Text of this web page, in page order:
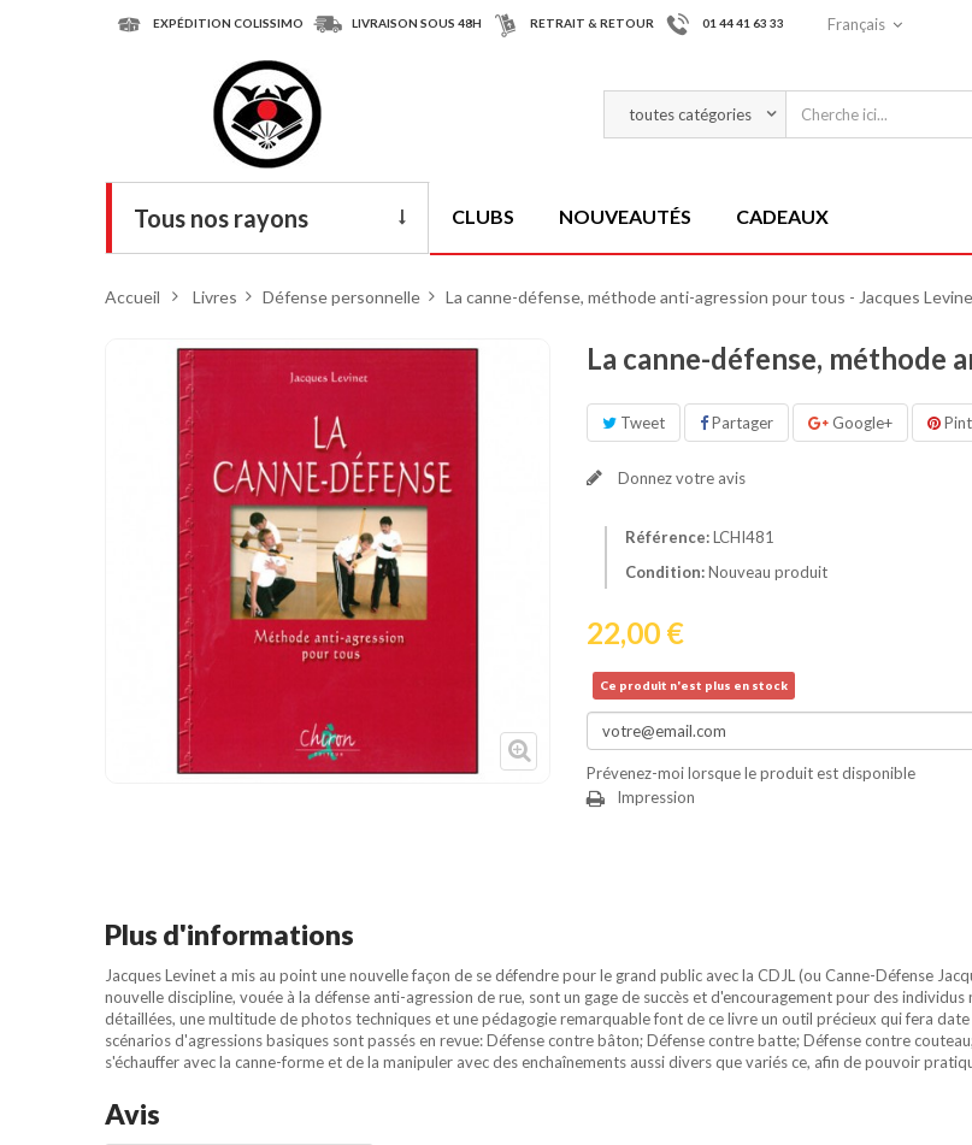
EXPÉDITION COLISSIMO LIVRAISON SOUS 48H RETRAIT & RETOUR 01 44 41 63 33 Français
Tous nos rayons
Armes
Tenues
Chaussures
Protections
Cible de frappe
Condition physique
Accessoires
Tatamis
Décoration
CLUBS NOUVEAUTÉS CADEAUX
Accueil > Livres > Défense personnelle > La canne-défense, méthode anti-agression pour tous - Jacques
La canne-défense, méthode
Tweet Partager Google+
Donnez votre avis
Référence:LCHI481
Condition:Nouveau produit
22,00 €
Ce produit n'est plus en stock
Prévenez-moi lorsque le produit est disponible
Impression
Plus d'informations
Jacques Levinet a mis au point une nouvelle façon de se défendre pour le grand public avec la CDJL (ou Canne-Défense
nouvelle discipline, vouée à la défense anti-agression de rue, sont un gage de succès et d'encouragement pour des
détaillées, une multitude de photos techniques et une pédagogie remarquable font de ce livre un outil précieux qui fera
scénarios d'agressions basiques sont passés en revue: Défense contre bâton; Défense contre batte; Défense contre
s'échauffer avec la canne-forme et de la manipuler avec des enchaînements aussi divers que variés ce, afin de pouvoir
Avis